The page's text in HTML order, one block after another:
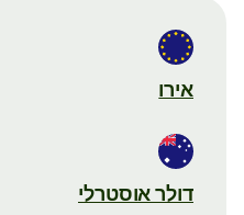
אירו
דולר אוסטרלי